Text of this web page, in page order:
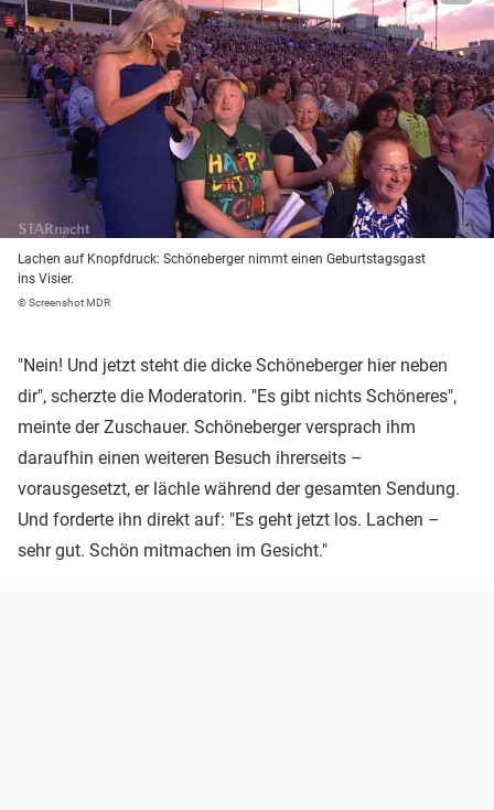
Lachen auf Knopfdruck: Schöneberger nimmt einen Geburtstagsgast
ins Visier.
© Screenshot MDR
"Nein! Und jetzt steht die dicke Schöneberger hier neben
dir", scherzte die Moderatorin. "Es gibt nichts Schöneres",
meinte der Zuschauer. Schöneberger versprach ihm
daraufhin einen weiteren Besuch ihrerseits –
vorausgesetzt, er lächle während der gesamten Sendung.
Und forderte ihn direkt auf: "Es geht jetzt los. Lachen –
sehr gut. Schön mitmachen im Gesicht."